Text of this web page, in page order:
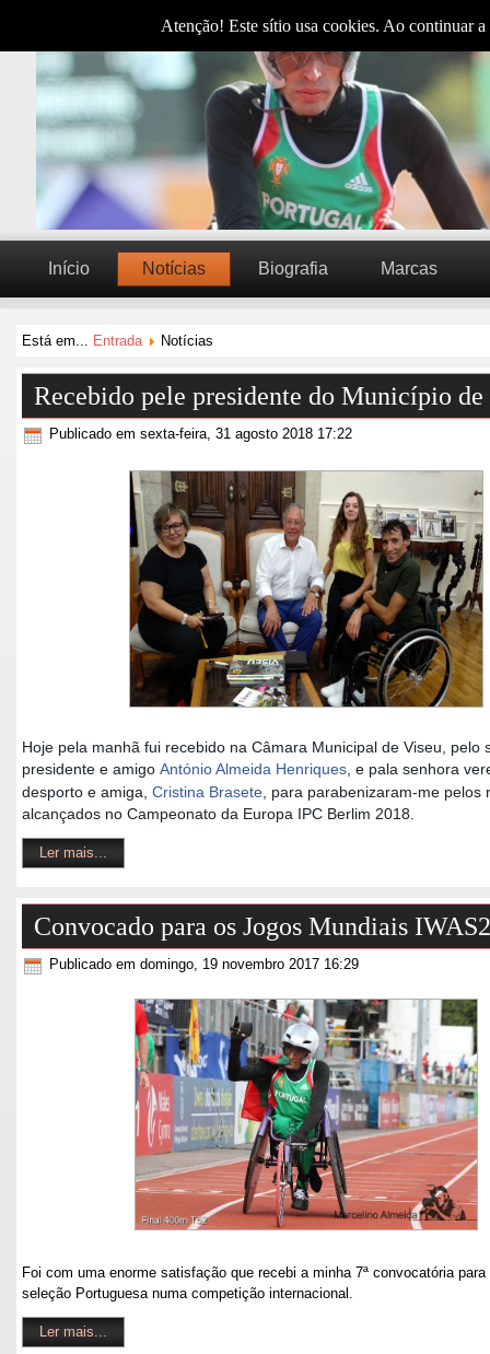
Início Notícias Biografia Marcas
Está em... Entrada Notícias
Recebido pele presidente do Município de
Publicado em sexta-feira, 31 agosto 2018 17:22
Hoje pela manhã fui recebido na Câmara Municipal de Viseu, pelo
presidente e amigo António Almeida Henriques , e pala senhora
desporto e amiga, Cristina Brasete , para parabenizaram-me pelos
alcançados no Campeonato da Europa IPC Berlim 2018.
Ler mais...
Convocado para os Jogos Mundiais
Publicado em domingo, 19 novembro 2017 16:29
Foi com uma enorme satisfação que recebi a minha 7ª convocatória para
seleção Portuguesa numa competição internacional.
Ler mais...
Atenção! Este sítio usa cookies. Ao continuar